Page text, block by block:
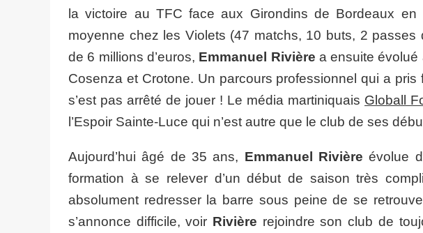
la victoire au TFC face aux Girondins de Bordeaux en
moyenne chez les Violets (47 matchs, 10 buts, 2 passes
de 6 millions d’euros, Emmanuel Rivière a ensuite évolué
Cosenza et Crotone. Un parcours professionnel qui a
s’est pas arrêté de jouer ! Le média martiniquais Globall
l’Espoir Sainte-Luce qui n’est autre que le club de ses
Aujourd’hui âgé de 35 ans, Emmanuel Rivière évolue
formation à se relever d’un début de saison très
absolument redresser la barre sous peine de se
s’annonce difficile, voir Rivière rejoindre son club de